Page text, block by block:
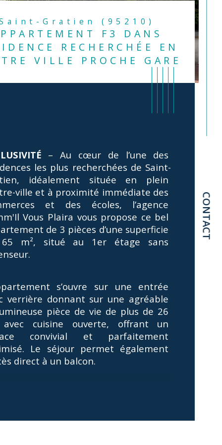
CONTACT
Saint-Gratien (95210)
F3 DANS
RECHERCHÉE EN
VILLE PROCHE GARE
Valeurs
de pièces
– Au cœur de l’une des
les plus recherchées de Saint-
idéalement située en plein
ville et à proximité immédiate des
et des écoles, l’agence
Vous Plaira vous propose ce bel
de 3 pièces d’une superficie
m², situé au 1er étage sans
s’ouvre sur une entrée
verrière donnant sur une agréable
pièce de vie de plus de 26
avec cuisine ouverte, offrant un
convivial et parfaitement
Le séjour permet également
direct à un balcon.
apportant un véritable